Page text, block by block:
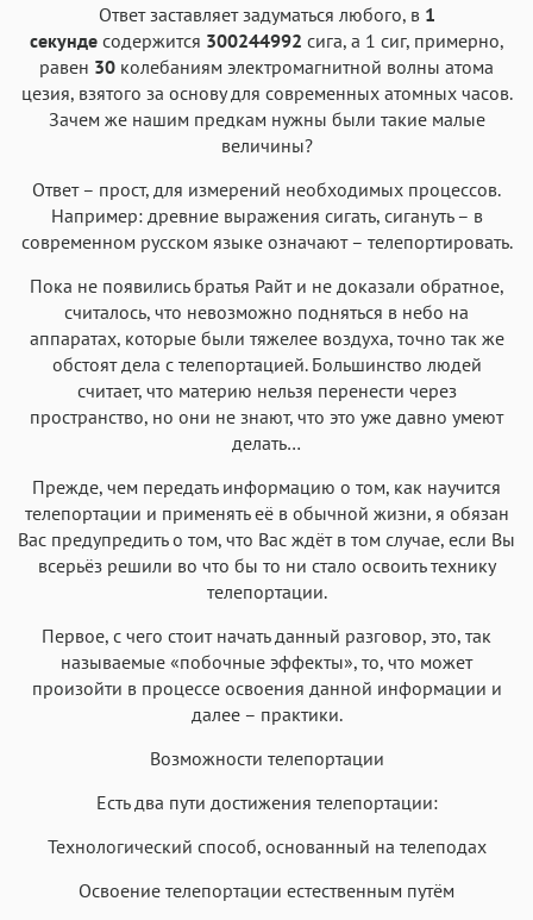
Ответ заставляет задуматься любого, в 1
секундесодержится 300244992 сига, а 1 сиг, примерно,
равен 30 колебаниям электромагнитной волны атома
цезия, взятого за основу для современных атомных часов.
Зачем же нашим предкам нужны были такие малые
величины?
Ответ – прост, для измерений необходимых процессов.
Например: древние выражения сигать, сигануть – в
современном русском языке означают – телепортировать.
Пока не появились братья Райт и не доказали обратное,
считалось, что невозможно подняться в небо на
аппаратах, которые были тяжелее воздуха, точно так же
обстоят дела с телепортацией. Большинство людей
считает, что материю нельзя перенести через
пространство, но они не знают, что это уже давно умеют
делать…
Прежде, чем передать информацию о том, как научится
телепортации и применять её в обычной жизни, я обязан
Вас предупредить о том, что Вас ждёт в том случае, если Вы
всерьёз решили во что бы то ни стало освоить технику
телепортации.
Первое, с чего стоит начать данный разговор, это, так
называемые «побочные эффекты», то, что может
произойти в процессе освоения данной информации и
далее – практики.
Возможности телепортации
Есть два пути достижения телепортации:
Технологический способ, основанный на телеподах
Освоение телепортации естественным путём